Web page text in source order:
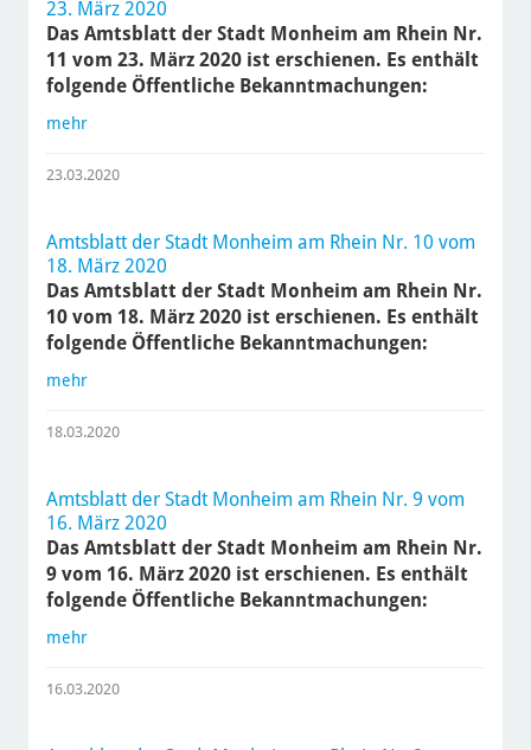
23. März 2020
Das Amtsblatt der Stadt Monheim am Rhein Nr.
11 vom 23. März 2020 ist erschienen. Es enthält
folgende Öffentliche Bekanntmachungen:
mehr
23.03.2020
Amtsblatt der Stadt Monheim am Rhein Nr. 10 vom
18. März 2020
Das Amtsblatt der Stadt Monheim am Rhein Nr.
10 vom 18. März 2020 ist erschienen. Es enthält
folgende Öffentliche Bekanntmachungen:
mehr
18.03.2020
Amtsblatt der Stadt Monheim am Rhein Nr. 9 vom
16. März 2020
Das Amtsblatt der Stadt Monheim am Rhein Nr.
9 vom 16. März 2020 ist erschienen. Es enthält
folgende Öffentliche Bekanntmachungen:
mehr
16.03.2020